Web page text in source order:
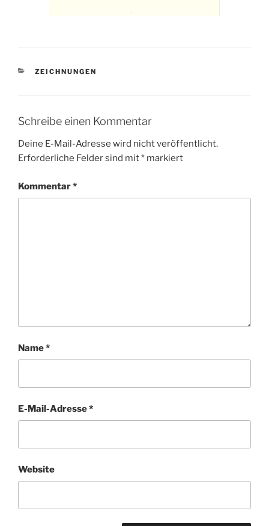
KATEGORIEN
ZEICHNUNGEN
Schreibe einen Kommentar
Deine E-Mail-Adresse wird nicht veröffentlicht.
Erforderliche Felder sind mit* markiert
Kommentar*
Name*
E-Mail-Adresse*
Website